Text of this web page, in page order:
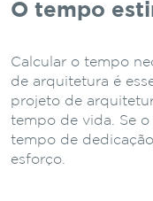
O tempo
Calcular o tempo
de arquitetura é
projeto de
tempo de vida. Se
tempo de
esforço.